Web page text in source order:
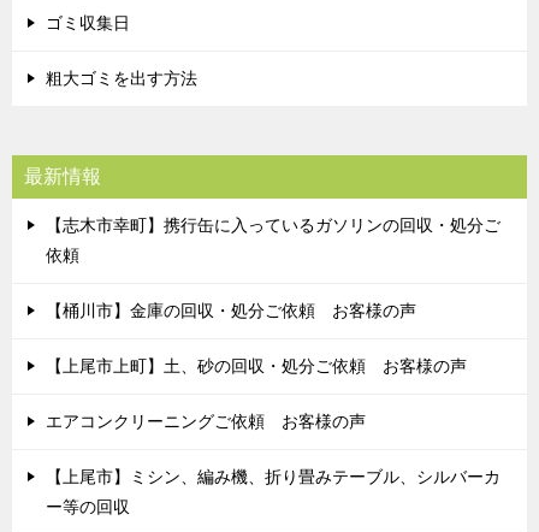
ゴミ収集日
粗大ゴミを出す方法
最新情報
【志木市幸町】携行缶に入っているガソリンの回収・処分ご
依頼
【桶川市】金庫の回収・処分ご依頼 お客様の声
【上尾市上町】土、砂の回収・処分ご依頼 お客様の声
エアコンクリーニングご依頼 お客様の声
【上尾市】ミシン、編み機、折り畳みテーブル、シルバーカ
ー等の回収